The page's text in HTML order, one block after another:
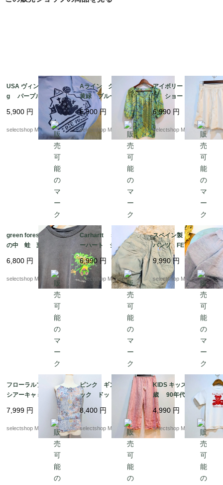
す。目立ったダメージは必ず記載致します。
是非　お出かけにご一緒いただけると嬉しいです。
USA ヴィンテージ di
g パープル 蛙
Mサイズ コットン
パープル ブルー 両
面プリント ケロッ
グ Tシャツ USA
5,900 円
selectshop Merci.
Aライン グリーン
黄緑 ブルー パフス
リーブ 半袖 ブラウ
ス 記載XL サイズ
ポリエステル 幾何学
模様 総柄
6,900円
selectshop Merci.
アイボリー Mサイ
ズ ショートパンツ
コットン 短パン リ
ネンのような風合い
ALLYSON WHIT MOR
E made in TURKEY
6,990 円
selectshop Merci.
green forest cafe 森
の中 蛙 葉 Lサイ
ク 両面プリント ケ
ロッグ Tシャツ US
A fabric made in ME
6,800 円
selectshop Merci.
Carhartt size 36 カ
ーハート ショートパ
ンツ コットン スク
エア柄 リラックスフ
ィット ベージュ 短
パン Lサイズ程度
6,990円
selectshop Merci.
スペイン製 リネン
パンツ FETE ユニ
セックス パープル
ブラウン ピンク mi
x くすみカラー ハ
イウエスト ワイドレ
ッグ ワイドレッグ ゆ
ったりMサイズからL
9,990円
selectshop Merci.
フローラルプリントの
シアーキャミ キャミソ
ール ボヘミアン く
すみブルー viscose
S-Mサイズ ユーロより
7,999 円
selectshop Merci.
ピンク ギンガムチェ
ック ドットデザイン
柄 フリル ワイドレ
ッグ クロップド コ
ットン パンツ タッ
セル SーMサイズ
8,400 円
selectshop Merci.
KIDS キッズ ５－６
歳 90年代ヴィンテー
ジ テディベア Tシャ
ツ ホワイト bear
コットン ユーロより
4,990 円
selectshop Merci.